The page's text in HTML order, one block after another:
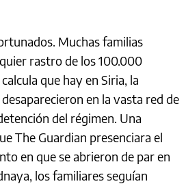
Muchas familias
rastro de los 100.000
que hay en Siria, la
en la vasta red de
del régimen. Una
The Guardian presenciara el
en que se abrieron de par en
los familiares seguían